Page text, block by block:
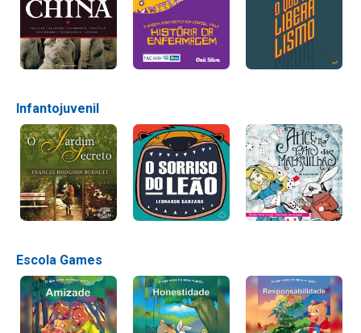
Infantojuvenil
Escola Games